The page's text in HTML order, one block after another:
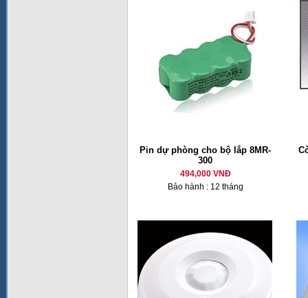
Pin dự phòng cho bộ lắp 8MR-
300
494,000 VNĐ
Bảo hành : 12 tháng